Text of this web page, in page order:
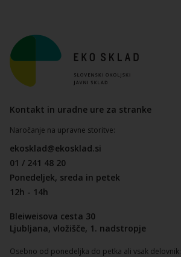
Kontakt in uradne ure za stranke
Naročanje na upravne storitve:
ekosklad@ekosklad.si
01 / 241 48 20
Ponedeljek, sreda in petek
12h - 14h
Bleiweisova cesta 30
Ljubljana, vložišče, 1. nadstropje
Osebno od ponedeljka do petka ali vsak delovnik: